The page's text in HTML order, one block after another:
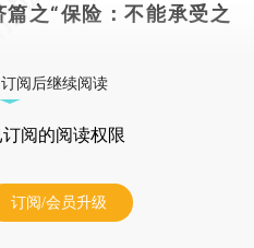
篇之“保险：不能承受之
阅后继续阅读
阅的阅读权限
订阅/会员升级